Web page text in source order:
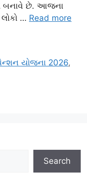
બનાવે છે. આજના
… Read more
યોજના 2026,
Search